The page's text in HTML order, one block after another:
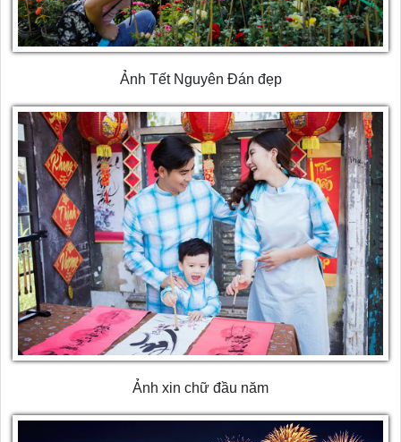
Ảnh Tết Nguyên Đán đẹp
Ảnh xin chữ đầu năm